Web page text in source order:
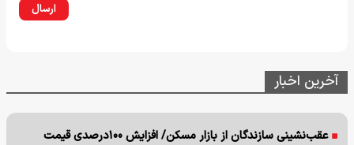
ارسال
آخرین اخبار
عقب‌نشینی سازندگان از بازار مسکن/ افزایش ۱۰۰درصدی قیمت